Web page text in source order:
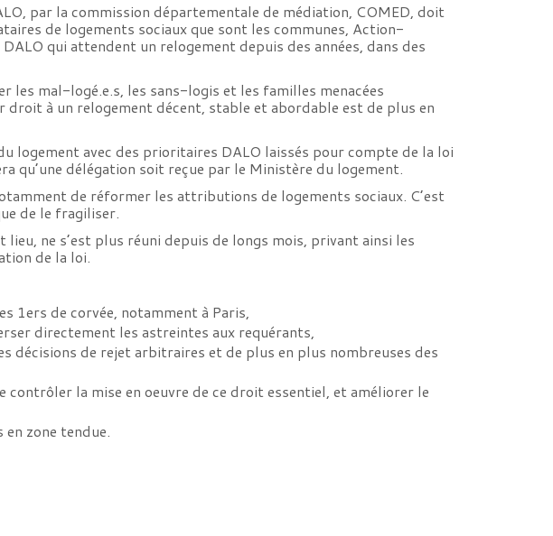
par la commission départementale de médiation, COMED, doit
de logements sociaux que sont les communes, Action-
qui attendent un relogement depuis des années, dans des
les mal-logé.e.s, les sans-logis et les familles menacées
à un relogement décent, stable et abordable est de plus en
logement avec des prioritaires DALO laissés pour compte de la loi
qu’une délégation soit reçue par le Ministère du logement.
de réformer les attributions de logements sociaux. C’est
de le fragiliser.
ne s’est plus réuni depuis de longs mois, privant ainsi les
de la loi.
1ers de corvée, notamment à Paris,
directement les astreintes aux requérants,
décisions de rejet arbitraires et de plus en plus nombreuses des
la mise en oeuvre de ce droit essentiel, et améliorer le
zone tendue.